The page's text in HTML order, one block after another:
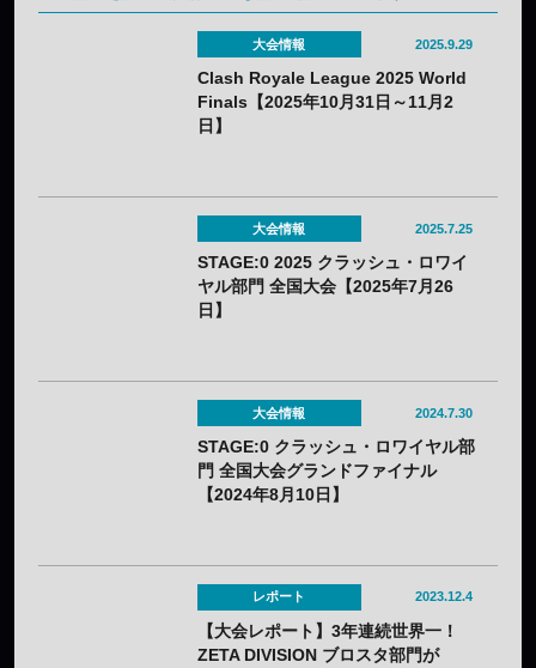
大会情報 2025.9.29
Clash Royale League 2025 World
Finals【2025年10月31日～11月2
日】
大会情報 2025.7.25
STAGE:0 2025 クラッシュ・ロワイ
ヤル部門 全国大会【2025年7月26
日】
大会情報 2024.7.30
STAGE:0 クラッシュ・ロワイヤル部
門 全国大会グランドファイナル
【2024年8月10日】
レポート 2023.12.4
【大会レポート】3年連続世界一！
ZETA DIVISION ブロスタ部門が